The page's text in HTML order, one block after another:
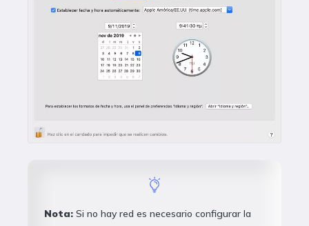
Nota: Si no hay red es necesario configurar la